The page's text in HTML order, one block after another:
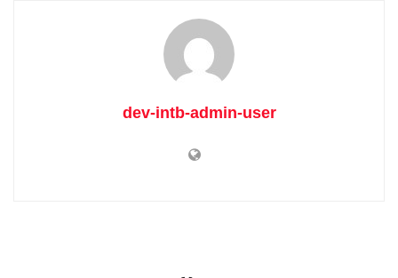
dev-intb-admin-user